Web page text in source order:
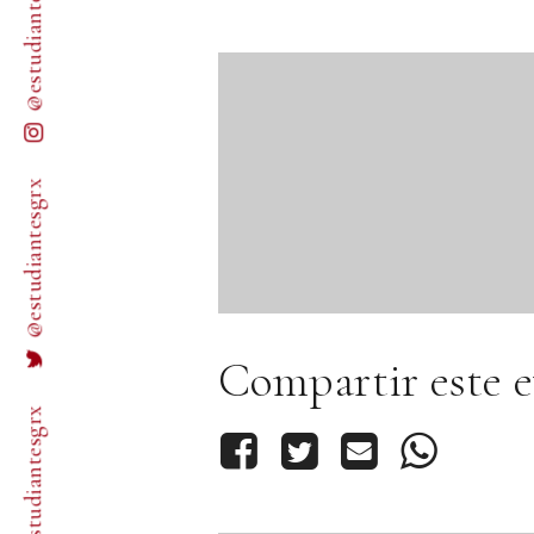
Compartir este
/estudiantesgrx
@estudiantesgrx